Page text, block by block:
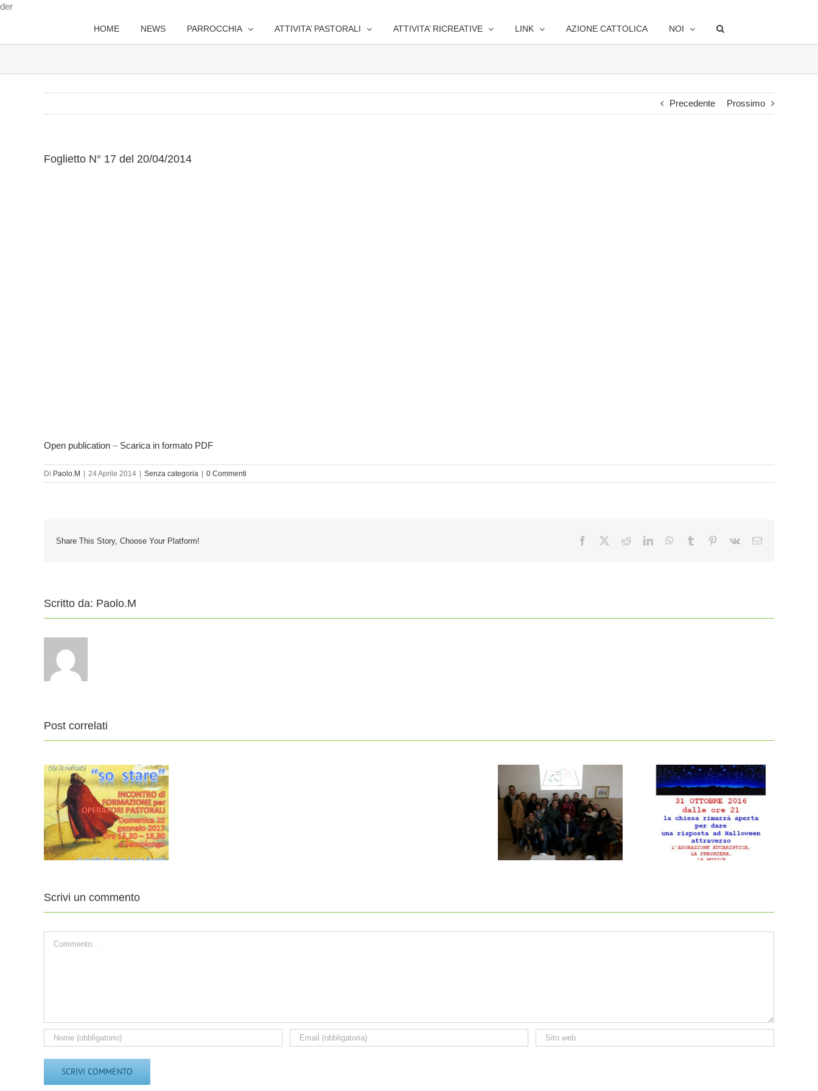
derSalta
HOME NEWS PARROCCHIA ATTIVITA’ PASTORALI ATTIVITA’ RICREATIVE LINK AZIONE CATTOLICA NOI
Precedente Prossimo
Foglietto N° 17 del 20/04/2014
Open publication – Scarica in formato PDF
Di Paolo.M 24 Aprile 2014 Senza categoria 0 Commenti
Share This Story, Choose Your Platform! Facebook RedditLinkedInWhatsApp
Tumblr Pinterest
Vk Email
Scritto da: Paolo.M
Post correlati
Notte Santi 2016 Incontro operatori pastorali
Scrivi un commento